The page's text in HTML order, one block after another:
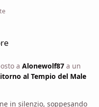
a Alonewolf87a un
al Tempio del Male
in silenzio, soppesando